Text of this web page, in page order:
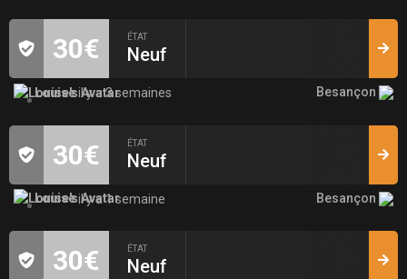
30€ ÉTAT
Neuf
Louiseil y a 3 semaines Besançon
30€ ÉTAT
Neuf
Louiseil y a 1 semaine Besançon
30€ ÉTAT
Neuf